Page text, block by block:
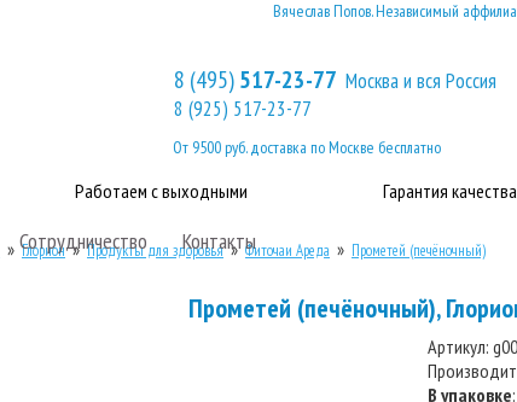
Сотрудничество Контакты
Работаем с выходными Гарантия качества
8 (495)517-23-77 Москва и вся Россия
8 (925) 517-23-77
От 9500 руб. доставка по Москве бесплатно
Вячеслав Попов. Независимый
»Глорион»Продукты для здоровья» Фиточаи Ареда » Прометей (печёночный)
Прометей (печёночный),
Артикул:
В упаковке